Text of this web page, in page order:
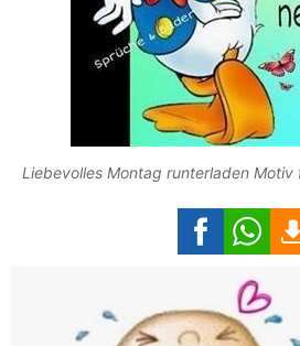
Liebevolles Montag runterladen Motiv